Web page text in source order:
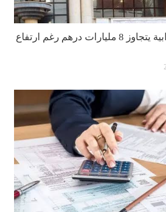
فائض الجماعات الترابية يتجاوز 8 مليارات درهم رغم ارتفاع